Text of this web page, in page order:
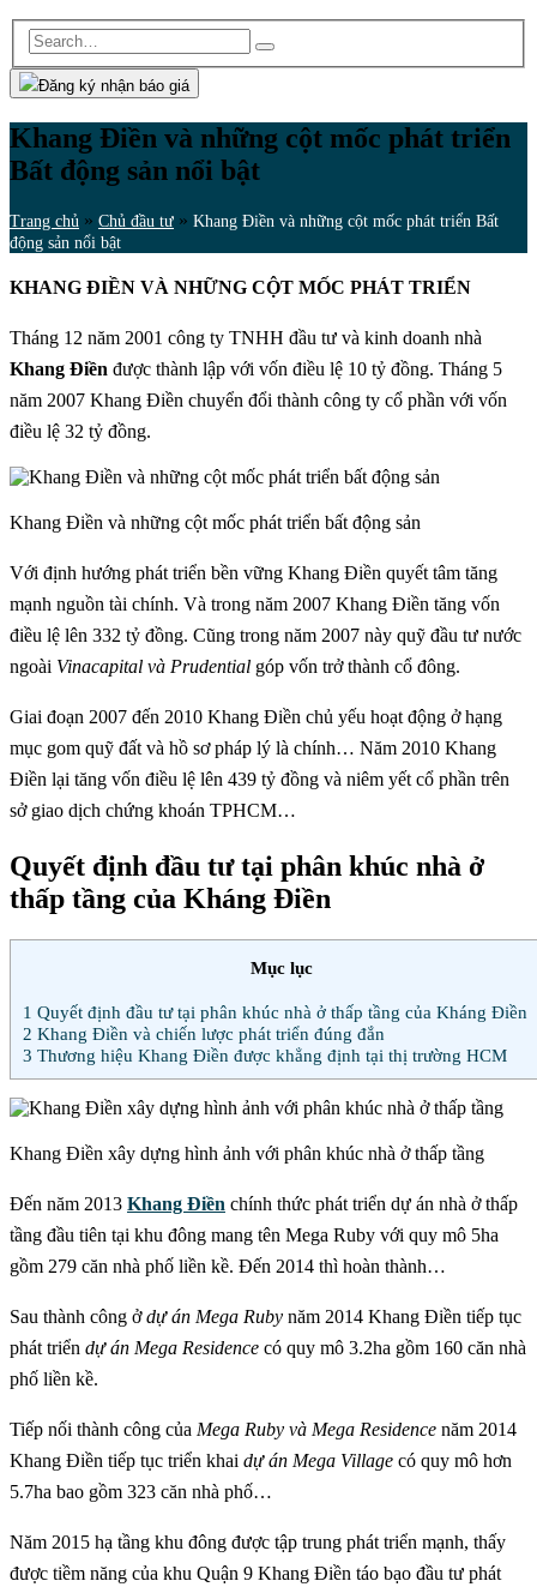
Đăng ký nhận báo giá
Khang Điền và những cột mốc phát triển
Bất động sản nổi bật
Trang chủ » Chủ đầu tư » Khang Điền và những cột mốc phát triển Bất
động sản nổi bật
KHANG ĐIỀN VÀ NHỮNG CỘT MỐC PHÁT TRIỂN
Tháng 12 năm 2001 công ty TNHH đầu tư và kinh doanh nhà
Khang Điền được thành lập với vốn điều lệ 10 tỷ đồng. Tháng 5
năm 2007 Khang Điền chuyển đổi thành công ty cổ phần với vốn
điều lệ 32 tỷ đồng.
Khang Điền và những cột mốc phát triển bất động sản
Với định hướng phát triển bền vững Khang Điền quyết tâm tăng
mạnh nguồn tài chính. Và trong năm 2007 Khang Điền tăng vốn
điều lệ lên 332 tỷ đồng. Cũng trong năm 2007 này quỹ đầu tư nước
ngoài Vinacapital và Prudential góp vốn trở thành cổ đông.
Giai đoạn 2007 đến 2010 Khang Điền chủ yếu hoạt động ở hạng
mục gom quỹ đất và hồ sơ pháp lý là chính… Năm 2010 Khang
Điền lại tăng vốn điều lệ lên 439 tỷ đồng và niêm yết cổ phần trên
sở giao dịch chứng khoán TPHCM…
Quyết định đầu tư tại phân khúc nhà ở
thấp tầng của Kháng Điền
Mục lục
1 Quyết định đầu tư tại phân khúc nhà ở thấp tầng của Kháng Điền
2 Khang Điền và chiến lược phát triển đúng đắn
3 Thương hiệu Khang Điền được khẳng định tại thị trường HCM
Khang Điền xây dựng hình ảnh với phân khúc nhà ở thấp tầng
Đến năm 2013 Khang Điền chính thức phát triển dự án nhà ở thấp
tầng đầu tiên tại khu đông mang tên Mega Ruby với quy mô 5ha
gồm 279 căn nhà phố liền kề. Đến 2014 thì hoàn thành…
Sau thành công ởdự án Mega Ruby năm 2014 Khang Điền tiếp tục
phát triển dự án Mega Residence có quy mô 3.2ha gồm 160 căn nhà
phố liền kề.
Tiếp nối thành công của Mega Ruby và Mega Residence năm 2014
Khang Điền tiếp tục triển khai dự án Mega Village có quy mô hơn
5.7ha bao gồm 323 căn nhà phố…
Năm 2015 hạ tầng khu đông được tập trung phát triển mạnh, thấy
được tiềm năng của khu Quận 9 Khang Điền táo bạo đầu tư phát